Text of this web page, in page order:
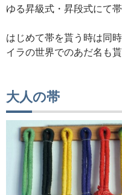
ゆる昇級式・昇段式にて帯
はじめて帯を貰う時は同
イラの世界でのあだ名も貰
大人の帯